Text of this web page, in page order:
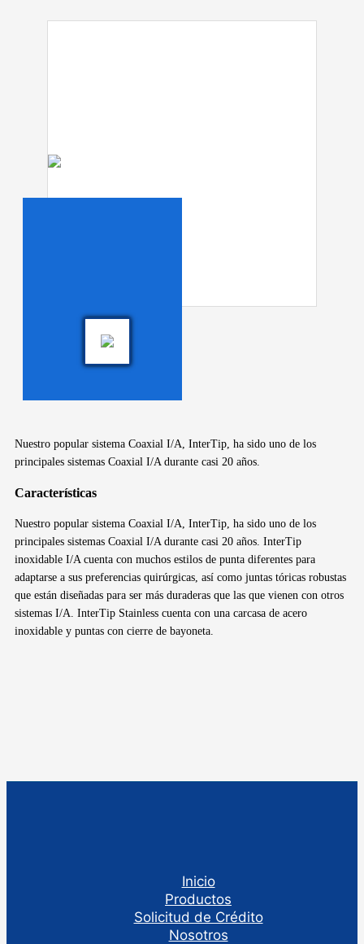
Nuestro popular sistema Coaxial I/A, InterTip, ha sido uno de los
principales sistemas Coaxial I/A durante casi 20 años.
Características
Nuestro popular sistema Coaxial I/A, InterTip, ha sido uno de los
principales sistemas Coaxial I/A durante casi 20 años. InterTip
inoxidable I/A cuenta con muchos estilos de punta diferentes para
adaptarse a sus preferencias quirúrgicas, así como juntas tóricas robustas
que están diseñadas para ser más duraderas que las que vienen con otros
sistemas I/A. InterTip Stainless cuenta con una carcasa de acero
inoxidable y puntas con cierre de bayoneta.
Inicio
Productos
Solicitud de Crédito
Nosotros